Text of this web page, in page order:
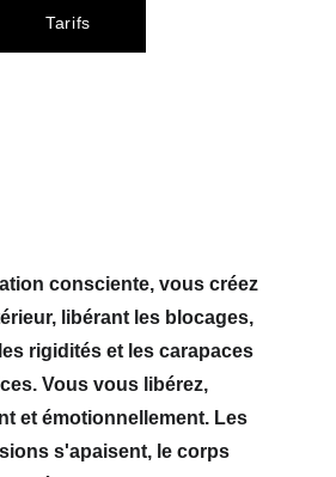
Tarifs
consciente, vous créez
libérant les blocages,
rigidités et les carapaces
Vous vous libérez,
et émotionnellement. Les
s'apaisent, le corps